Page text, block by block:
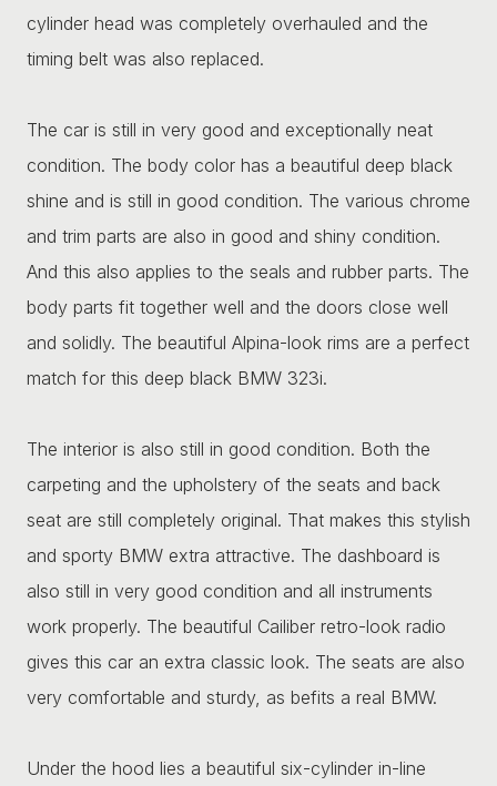
cylinder head was completely overhauled and the
timing belt was also replaced.
The car is still in very good and exceptionally neat
condition. The body color has a beautiful deep black
shine and is still in good condition. The various chrome
and trim parts are also in good and shiny condition.
And this also applies to the seals and rubber parts. The
body parts fit together well and the doors close well
and solidly. The beautiful Alpina-look rims are a perfect
match for this deep black BMW 323i.
The interior is also still in good condition. Both the
carpeting and the upholstery of the seats and back
seat are still completely original. That makes this stylish
and sporty BMW extra attractive. The dashboard is
also still in very good condition and all instruments
work properly. The beautiful Cailiber retro-look radio
gives this car an extra classic look. The seats are also
very comfortable and sturdy, as befits a real BMW.
Under the hood lies a beautiful six-cylinder in-line